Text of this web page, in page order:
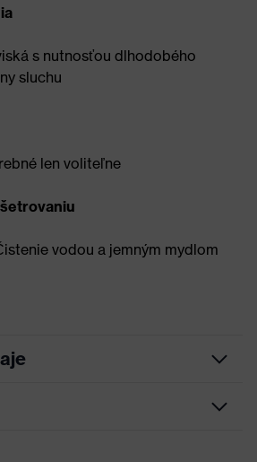
s nutnosťou dlhodobého
sluchu
len voliteľne
vodou a jemným mydlom